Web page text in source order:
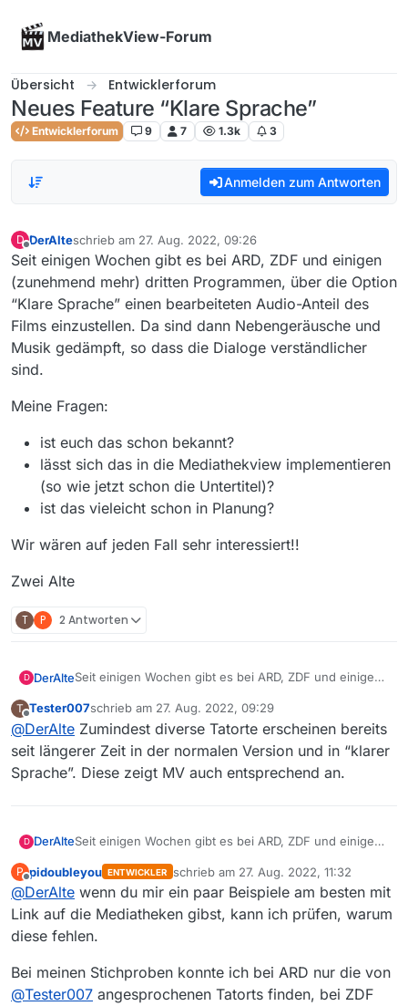
MediathekView-Forum
Übersicht Entwicklerforum
Neues Feature “Klare Sprache”
Entwicklerforum 9 7 1.3k 3
Anmelden zum Antworten
D
Offline
DerAlteschrieb am 27. Aug. 2022, 09:26
zuletzt editiert von
Seit einigen Wochen gibt es bei ARD, ZDF und einigen
(zunehmend mehr) dritten Programmen, über die Option
“Klare Sprache” einen bearbeiteten Audio-Anteil des
Films einzustellen. Da sind dann Nebengeräusche und
Musik gedämpft, so dass die Dialoge verständlicher
sind.
Meine Fragen:
ist euch das schon bekannt?
lässt sich das in die Mediathekview implementieren
(so wie jetzt schon die Untertitel)?
ist das vieleicht schon in Planung?
Wir wären auf jeden Fall sehr interessiert!!
Zwei Alte
T P 2 Antworten
D DerAlteSeit einigen Wochen gibt es bei ARD, ZDF und einigen
Option “Klare Sprache” einen bearbeiteten Audio-
Anteil des Films einzustellen. Da sind dann
Nebengeräusche und Musik gedämpft, so dass die
Dialoge verständlicher sind.
Meine Fragen:
ist euch das schon bekannt?
lässt sich das in die Mediathekview
implementieren (so wie jetzt schon die
Wir wären auf jeden Fall sehr interessiert!!
T
Offline
Tester007schrieb am 27. Aug. 2022, 09:29
zuletzt editiert von
@DerAlte Zumindest diverse Tatorte erscheinen bereits
seit längerer Zeit in der normalen Version und in “klarer
Sprache”. Diese zeigt MV auch entsprechend an.
D DerAlteSeit einigen Wochen gibt es bei ARD, ZDF und einigen
Option “Klare Sprache” einen bearbeiteten Audio-
Anteil des Films einzustellen. Da sind dann
Nebengeräusche und Musik gedämpft, so dass die
Dialoge verständlicher sind.
Meine Fragen:
ist euch das schon bekannt?
ist das vieleicht schon in Planung?
Wir wären auf jeden Fall sehr interessiert!!
Zwei Alte
P
Offline
pidoubleyou ENTWICKLER schrieb am 27. Aug. 2022, 11:32
zuletzt editiert von
@DerAlte wenn du mir ein paar Beispiele am besten mit
Link auf die Mediatheken gibst, kann ich prüfen, warum
diese fehlen.
Bei meinen Stichproben konnte ich bei ARD nur die von
@Tester007 angesprochenen Tatorts finden, bei ZDF